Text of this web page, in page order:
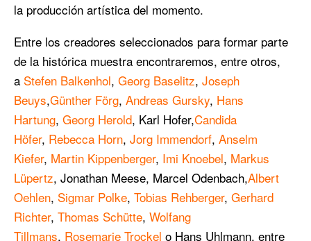
la producción artística del momento.
Entre los creadores seleccionados para formar parte
de la histórica muestra encontraremos, entre otros,
a Stefen Balkenhol, Georg Baselitz, Joseph
Beuys,Günther Förg, Andreas Gursky, Hans
Hartung, Georg Herold, Karl Hofer,Candida
Höfer, Rebecca Horn, Jorg Immendorf, Anselm
Kiefer, Martin Kippenberger, Imi Knoebel, Markus
Lüpertz, Jonathan Meese, Marcel Odenbach,Albert
Oehlen, Sigmar Polke, Tobias Rehberger, Gerhard
Richter, Thomas Schütte, Wolfang
Tillmans, Rosemarie Trockel o Hans Uhlmann, entre